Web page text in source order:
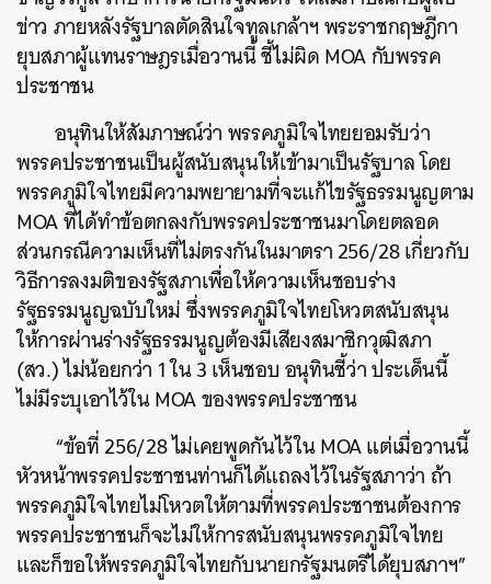
ข่าว ภายหลังรัฐบาลตัดสินใจทูลเกล้าฯ พระราชกฤษฎีกา
ยุบสภาผู้แทนราษฎรเมื่อวานนี้ ชี้ไม่ผิด MOA กับพรรค
ประชาชน
อนุทินให้สัมภาษณ์ว่า พรรคภูมิใจไทยยอมรับว่า
พรรคประชาชนเป็นผู้สนับสนุนให้เข้ามาเป็นรัฐบาล โดย
พรรคภูมิใจไทยมีความพยายามที่จะแก้ไขรัฐธรรมนูญตาม
MOA ที่ได้ทำข้อตกลงกับพรรคประชาชนมาโดยตลอด
ส่วนกรณีความเห็นที่ไม่ตรงกันในมาตรา 256/28 เกี่ยวกับ
วิธีการลงมติของรัฐสภาเพื่อให้ความเห็นชอบร่าง
รัฐธรรมนูญฉบับใหม่ ซึ่งพรรคภูมิใจไทยโหวตสนับสนุน
ให้การผ่านร่างรัฐธรรมนูญต้องมีเสียงสมาชิกวุฒิสภา
(สว.) ไม่น้อยกว่า 1 ใน 3 เห็นชอบ อนุทินชี้ว่า ประเด็นนี้
ไม่มีระบุเอาไว้ใน MOA ของพรรคประชาชน
“ข้อที่ 256/28 ไม่เคยพูดกันไว้ใน MOA แต่เมื่อวานนี้
หัวหน้าพรรคประชาชนท่านก็ได้แถลงไว้ในรัฐสภาว่า ถ้า
พรรคภูมิใจไทยไม่โหวตให้ตามที่พรรคประชาชนต้องการ
พรรคประชาชนก็จะไม่ให้การสนับสนุนพรรคภูมิใจไทย
และก็ขอให้พรรคภูมิใจไทยกับนายกรัฐมนตรีได้ยุบสภาฯ”